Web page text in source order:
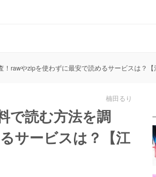
rawやzipを使わずに最安で読めるサービスは？【
楠田るり
で読む方法を調
サービスは？【江